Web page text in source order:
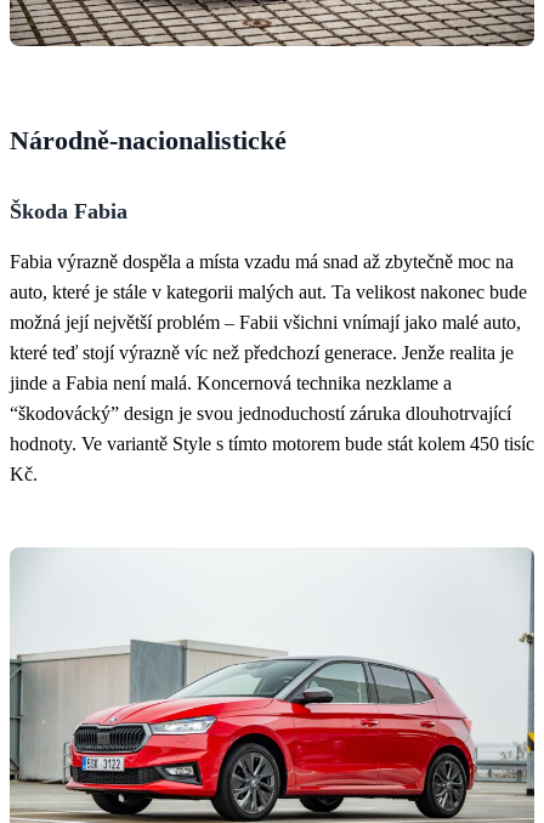
Národně-nacionalistické
Škoda Fabia
Fabia výrazně dospěla a místa vzadu má snad až zbytečně moc na
auto, které je stále v kategorii malých aut. Ta velikost nakonec bude
možná její největší problém – Fabii všichni vnímají jako malé auto,
které teď stojí výrazně víc než předchozí generace. Jenže realita je
jinde a Fabia není malá. Koncernová technika nezklame a
“škodovácký” design je svou jednoduchostí záruka dlouhotrvající
hodnoty. Ve variantě Style s tímto motorem bude stát kolem 450 tisíc
Kč.